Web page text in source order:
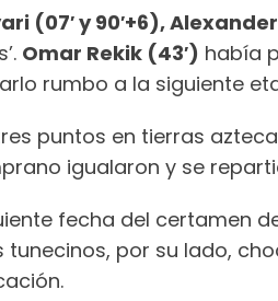
(07′ y 90′+6),
Omar Rekik (43′) había
rumbo a la siguiente
puntos en tierras
igualaron y se
fecha del certamen
tunecinos, por su lado,